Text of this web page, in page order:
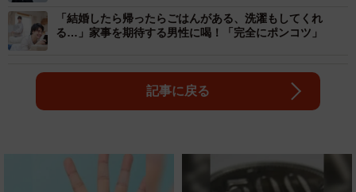
「結婚したら帰ったらごはんがある、洗濯もしてくれ
る…」家事を期待する男性に喝！「完全にポンコツ」
記事に戻る